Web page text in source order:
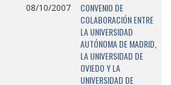
08/10/2007
CONVENIO DE
COLABORACIÓN ENTRE
LA UNIVERSIDAD
AUTÓNOMA DE MADRID,
LA UNIVERSIDAD DE
OVIEDO Y LA
UNIVERSIDAD DE